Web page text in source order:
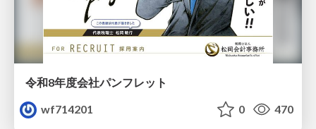
令和8年度会社パンフレット
wf714201
0 470